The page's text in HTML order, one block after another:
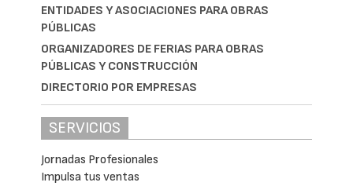
ENTIDADES Y ASOCIACIONES PARA OBRAS
PÚBLICAS
ORGANIZADORES DE FERIAS PARA OBRAS
PÚBLICAS Y CONSTRUCCIÓN
DIRECTORIO POR EMPRESAS
SERVICIOS
Jornadas Profesionales
Impulsa tus ventas